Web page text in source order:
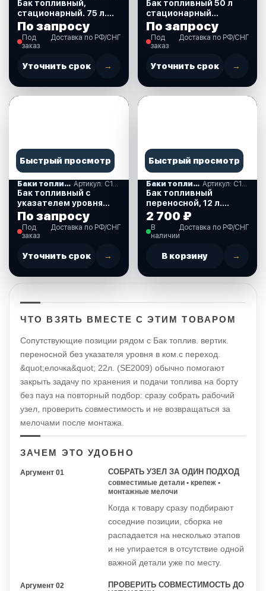
Бак топливный,
стационарный. 75 л.
(6632_75)
По запросу
Под
заказ
Доставка по РФ/СНГ
Уточнить срок →
Бак топливный 50 л
стационарный
(SE2021)
По запросу
Под
заказ
Доставка по РФ/СНГ
Уточнить срок →
Быстрый просмотр
Баки топливные
Бак топливный с
указателем уровня
топлива. без
переходника, 45 л.
(C14646)
По запросу
Под
заказ
Доставка по РФ/СНГ
Уточнить срок →
Быстрый просмотр
Баки топливные
Бак топливный
переносной, 12 л.
(С14541)
2 700 ₽
В
наличии
Доставка по РФ/СНГ
В корзину →
ЧТО ВЗЯТЬ ВМЕСТЕ С ЭТИМ ТОВАРОМ
Сопутствующие позиции рядом с Бак топлив. вертик.
переносной без указателя уровня в ком.с переход.
&quot;елочка&quot; 22л. (SE2009) обычно помогают
закрыть задачу по хранения и подачи топлива на борту
без пауз на повторный подбор: сразу собрать рабочий
узел, проверить совместимость и не возвращаться за
мелочами после монтажа.
ЗАЧЕМ ЭТО УДОБНО
Аргумент 01 СОБРАТЬ УЗЕЛ ЗА ОДИН ПОДХОД
совместимые детали • крепеж •
монтажные мелочи
Когда к товару сразу подбирают
соседние позиции, сборка не
распадается на несколько этапов
и не упирается в отсутствие одной
важной детали уже по месту.
Аргумент 02
ПРОВЕРИТЬ СОВМЕСТИМОСТЬ ДО